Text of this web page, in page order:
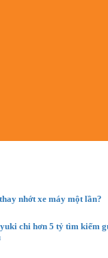
nhớt xe máy một lần?
chi hơn 5 tỷ tìm kiếm